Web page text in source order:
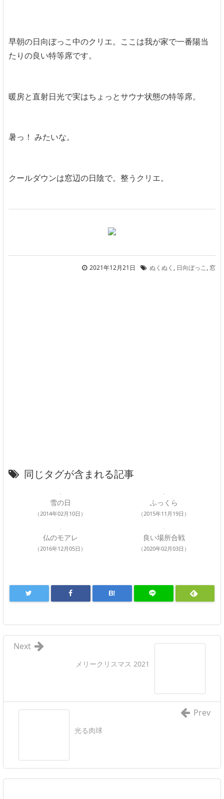
早朝の日向ぼっこ中のクリエ。ここは我が家で一番陽当
たりの良い特等席です。
暖房と直射日光で実はちょっとサウナ状態の特等席。
暑っ！ みたいな。
クールダウンは窓辺の日陰で。整うクリエ。
2021年12月21日 ぬくぬく , 日向ぼっこ , 窓
同じタグが含まれる記事
雪の日
（2014年02月10日）
ふっくら
（2015年11月19日）
仏のモアレ
（2016年12月05日）
良い場所合戦
（2020年02月03日）
B!
メリークリスマス 2021
Next
光る肉球
Prev